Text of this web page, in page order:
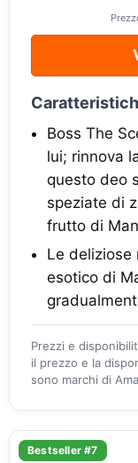
Boss The
lui; rinnova
questo deo
speziate di
frutto di
Le
esotico di
Prezzi e
il prezzo e la
sono marchi di
Bestseller #7